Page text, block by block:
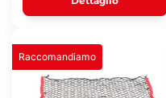
Raccomandiamo